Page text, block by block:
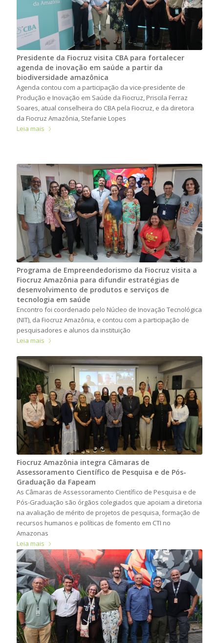
Presidente da Fiocruz visita CBA para fortalecer
agenda de inovação em saúde a partir da
biodiversidade amazônica
Agenda contou com a participação da vice-presidente de
Produção e Inovação em Saúde da Fiocruz, Priscila Ferraz
Soares, atual conselheira do CBA pela Fiocruz, e da diretora
da Fiocruz Amazônia, Stefanie Lopes
Leia mais
Programa de Empreendedorismo da Fiocruz visita a
Fiocruz Amazônia para difundir estratégias de
desenvolvimento de produtos e serviços de
tecnologia em saúde
Encontro foi coordenado pelo Núcleo de Inovação Tecnológica
(NIT), da Fiocruz Amazônia, e contou com a participação de
pesquisadores e alunos da instituição
Leia mais
Fiocruz Amazônia integra Câmaras de
Assessoramento Científico de Pesquisa e de Pós-
Graduação da Fapeam
As Câmaras de Assessoramento Científico de Pesquisa e de
Pós-Graduação são órgãos colegiados que apoiam a diretoria
na avaliação de mérito de projetos de pesquisa, formação de
recursos humanos e políticas de fomento em CTI no
Amazonas
Leia mais